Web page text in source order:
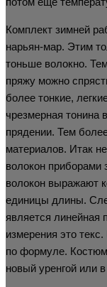
Комплект зимней
нарьян-мар. Этим
тоньше волокно.
пряжу можно
более тонкие,
чрезмерная
прядении. Тем
материалов. Итак
волокон приборами
волокон выражают
единицы длины.
является линейная
измерения это
по формуле.
новый уренгой или